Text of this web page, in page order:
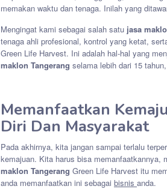
memakan waktu dan tenaga. Inilah yang
Mengingat kami sebagai salah satu jasa
tenaga ahli profesional, kontrol yang ketat,
Green Life Harvest. Ini adalah hal-hal yang
maklon Tangerang selama lebih dari 15
Memanfaatkan
Diri Dan Masyarakat
Pada akhirnya, kita jangan sampai terlalu
kemajuan. Kita harus bisa memanfaatkannya,
maklon Tangerang Green Life Harvest itu
anda memanfaatkan ini sebagai bisnis anda.